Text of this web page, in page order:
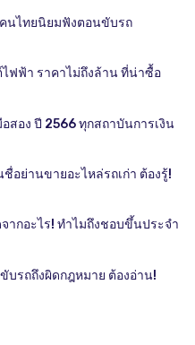
นไทยนิยมฟังตอนขับรถ
ฟฟ้า ราคาไม่ถึงล้าน ที่น่าซื้อ
สอง ปี 2566 ทุกสถาบันการเงิน
ชื่อย่านขายอะไหล่รถเก่า ต้องรู้!
ากอะไร! ทำไมถึงชอบขึ้นประจำ
บรถถึงผิดกฎหมาย ต้องอ่าน!